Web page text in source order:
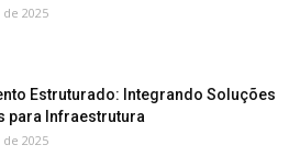
2025
Estruturado: Integrando Soluções
para Infraestrutura
2025